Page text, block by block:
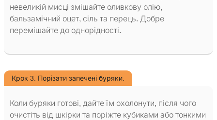
невеликій мисці змішайте оливкову олію,
бальзамічний оцет, сіль та перець. Добре
перемішайте до однорідності.
Крок 3. Порізати запечені буряки.
Коли буряки готові, дайте їм охолонути, після чого
очистіть від шкірки та поріжте кубиками або тонкими